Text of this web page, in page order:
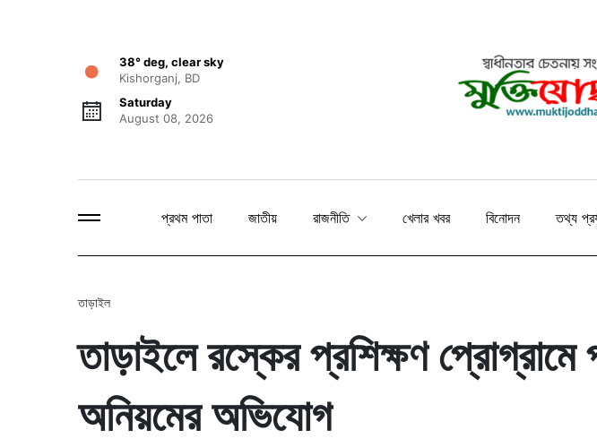
38° deg, clear sky
Kishorganj, BD
Saturday
August 08, 2026
প্রথম পাতা জাতীয় রাজনীতি খেলার খবর বিনোদন তথ্য
তাড়াইল
তাড়াইলে রস্কের প্রশিক্ষণ প্রোগ্রামে
অনিয়মের অভিযোগ